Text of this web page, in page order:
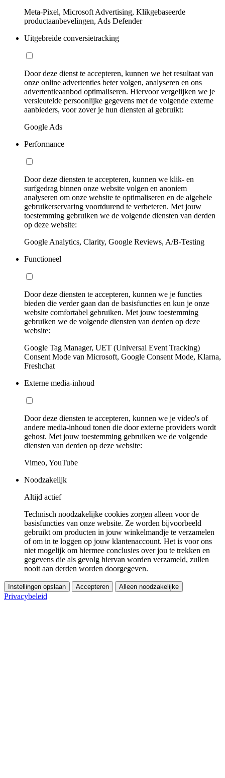
Meta-Pixel, Microsoft Advertising, Klikgebaseerde
productaanbevelingen, Ads Defender
Uitgebreide conversietracking
Door deze dienst te accepteren, kunnen we het resultaat van
onze online advertenties beter volgen, analyseren en ons
advertentieaanbod optimaliseren. Hiervoor vergelijken we je
versleutelde persoonlijke gegevens met de volgende externe
aanbieders, voor zover je hun diensten al gebruikt:
Google Ads
Performance
Door deze diensten te accepteren, kunnen we klik- en
surfgedrag binnen onze website volgen en anoniem
analyseren om onze website te optimaliseren en de algehele
gebruikerservaring voortdurend te verbeteren. Met jouw
toestemming gebruiken we de volgende diensten van derden
op deze website:
Google Analytics, Clarity, Google Reviews, A/B-Testing
Functioneel
Door deze diensten te accepteren, kunnen we je functies
bieden die verder gaan dan de basisfuncties en kun je onze
website comfortabel gebruiken. Met jouw toestemming
gebruiken we de volgende diensten van derden op deze
website:
Google Tag Manager, UET (Universal Event Tracking)
Consent Mode van Microsoft, Google Consent Mode, Klarna,
Freshchat
Externe media-inhoud
Door deze diensten te accepteren, kunnen we je video's of
andere media-inhoud tonen die door externe providers wordt
gehost. Met jouw toestemming gebruiken we de volgende
diensten van derden op deze website:
Vimeo, YouTube
Noodzakelijk
Altijd actief
Technisch noodzakelijke cookies zorgen alleen voor de
basisfuncties van onze website. Ze worden bijvoorbeeld
gebruikt om producten in jouw winkelmandje te verzamelen
of om in te loggen op jouw klantenaccount. Het is voor ons
niet mogelijk om hiermee conclusies over jou te trekken en
gegevens die als gevolg hiervan worden verzameld, zullen
nooit aan derden worden doorgegeven.
Instellingen opslaan Accepteren Alleen noodzakelijke
Privacybeleid